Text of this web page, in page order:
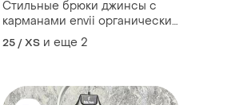
Стильные брюки джинсы с
карманами envii органический
коттон этикетка
25 / XS и еще 2